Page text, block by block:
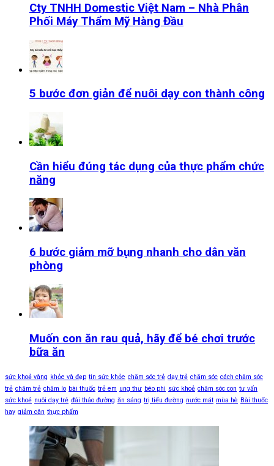
Cty TNHH Domestic Việt Nam – Nhà Phân
Phối Máy Thẩm Mỹ Hàng Đầu
5 bước đơn giản để nuôi dạy con thành công
Cần hiểu đúng tác dụng của thực phẩm chức
năng
6 bước giảm mỡ bụng nhanh cho dân văn
phòng
Muốn con ăn rau quả, hãy để bé chơi trước
bữa ăn
sức khoẻ vàng khỏe và đẹp tin sức khỏe chăm sóc trẻ dạy trẻ chăm sóc cách chăm sóc
trẻ chăm trẻ chăm lo bài thuốc trẻ em ung thư béo phì sức khoẻ chăm sóc con tư vấn
sức khoẻ nuôi dạy trẻ đái tháo đường ăn sáng trị tiểu đường nước mát mùa hè Bài thuốc
hay giảm cân thực phẩm